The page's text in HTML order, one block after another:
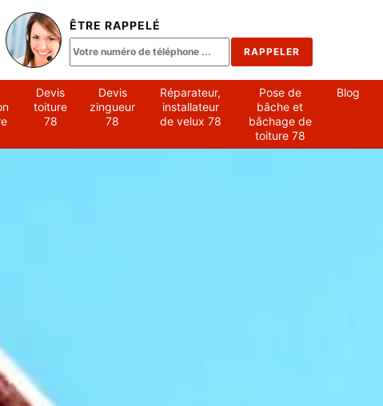
ÊTRE RAPPELÉ
Devis
toiture
78
Devis
zingueur
78
Réparateur,
installateur
de velux 78
Pose de
bâche et
bâchage de
toiture 78
Blog